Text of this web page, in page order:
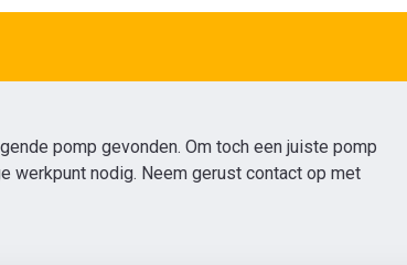
pomp gevonden. Om toch een juiste pomp
werkpunt nodig. Neem gerust contact op met